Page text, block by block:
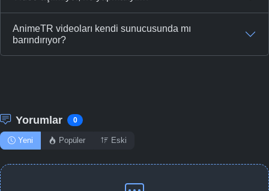
AnimeTR videoları kendi sunucusunda mı
barındırıyor?
Yorumlar 0
Yeni Popüler Eski